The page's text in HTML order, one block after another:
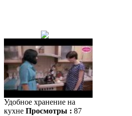
Удобное хранение на
кухне Просмотры : 87